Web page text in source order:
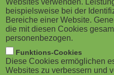
M
o
b
g
a
year's summit promises to
bringing together leaders
the critical trends shaping
work.
Websites verwenden.
beispielsweise bei der
Bereiche einer Website.
die mit diesen Cookies
personenbezogen.
Funktions-Cookies
Diese Cookies ermöglichen
Websites zu verbessern und